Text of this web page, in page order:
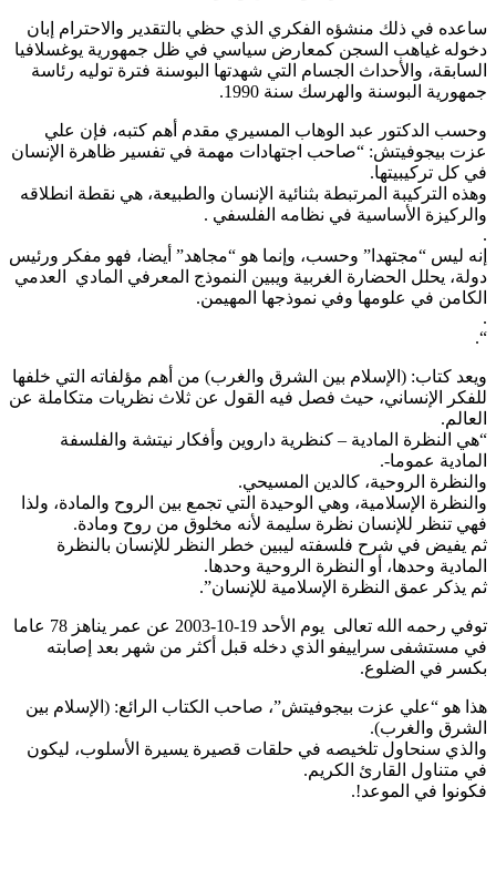
ساعده في ذلك منشؤه الفكري الذي حظي بالتقدير والاحترام إبان
دخوله غياهب السجن كمعارض سياسي في ظل جمهورية يوغسلافيا
السابقة، والأحداث الجسام التي شهدتها البوسنة فترة توليه رئاسة
جمهورية البوسنة والهرسك سنة 1990.
وحسب الدكتور عبد الوهاب المسيري مقدم أهم كتبه، فإن علي
عزت بيجوفيتش: “صاحب اجتهادات مهمة في تفسير ظاهرة الإنسان
في كل تركيبيتها.
وهذه التركيبة المرتبطة بثنائية الإنسان والطبيعة، هي نقطة انطلاقه
والركيزة الأساسية في نظامه الفلسفي .
.
إنه ليس “مجتهدا” وحسب، وإنما هو “مجاهد” أيضا، فهو مفكر ورئيس
دولة، يحلل الحضارة الغربية ويبين النموذج المعرفي المادي العدمي
الكامن في علومها وفي نموذجها المهيمن.
.
“.
ويعد كتاب: (الإسلام بين الشرق والغرب) من أهم مؤلفاته التي خلفها
للفكر الإنساني، حيث فصل فيه القول عن ثلاث نظريات متكاملة عن
العالم.
“هي النظرة المادية – كنظرية داروين وأفكار نيتشة والفلسفة
المادية عموما-.
والنظرة الروحية، كالدين المسيحي.
والنظرة الإسلامية، وهي الوحيدة التي تجمع بين الروح والمادة، ولذا
فهي تنظر للإنسان نظرة سليمة لأنه مخلوق من روح ومادة.
ثم يفيض في شرح فلسفته ليبين خطر النظر للإنسان بالنظرة
المادية وحدها، أو النظرة الروحية وحدها.
ثم يذكر عمق النظرة الإسلامية للإنسان”.
توفي رحمه الله تعالى يوم الأحد 19-10-2003 عن عمر يناهز 78 عاما
في مستشفى سراييفو الذي دخله قبل أكثر من شهر بعد إصابته
بكسر في الضلوع.
هذا هو “علي عزت بيجوفيتش”، صاحب الكتاب الرائع: (الإسلام بين
الشرق والغرب).
والذي سنحاول تلخيصه في حلقات قصيرة يسيرة الأسلوب، ليكون
في متناول القارئ الكريم.
فكونوا في الموعد!.